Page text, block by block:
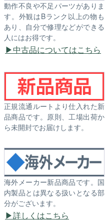
動作不良や不足パーツがありま
す。外観はBランク以上の物も
あり、自分で修理などができる
人にはお得です。
中古品についてはこちら
正規流通ルートより仕入れた新
品商品です。原則、工場出荷か
ら未開封でお届けします。
海外メーカー新品商品です。国
内製品とは異なる扱いとなる部
分がございます。
詳しくはこちら